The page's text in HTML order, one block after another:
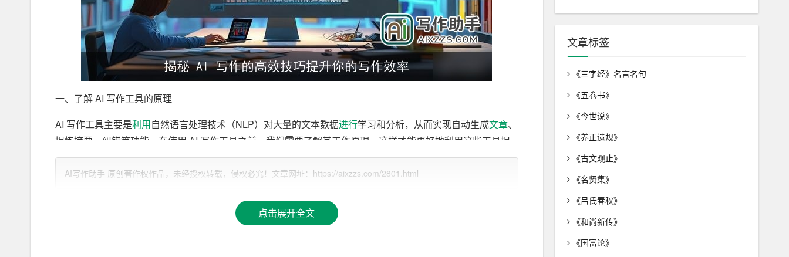
一、了解 AI 写作工具的原理
AI 写作工具主要是利用自然语言处理技术（NLP）对大量的文本数据进行学习和分析，从而实现自动生成文章、
提炼摘要、纠错等功能。在使用 AI 写作工具之前，我们需要了解其工作原理，这样才能更好地利用这些工具提
高写作效率。
目前市面上有很多 AI 写作工具，如 chat*、Grammarly、QuillBot 等。这些工具各具特色，针对的写作需求也不
同。我们需要根据自己的实际需求选择合适的 AI 写作工具。例如，chat* 是一款基于 GPT 模型的聊天机器人，
AI写作助手 原创著作权作品，未经授权转载，侵权必究！文章网址：https://aixzzs.com/2801.html
点击展开全文
文章标签
《三字经》名言名句
《五卷书》
《今世说》
《养正遗规》
《古文观止》
《名贤集》
《吕氏春秋》
《和尚新传》
《国富论》